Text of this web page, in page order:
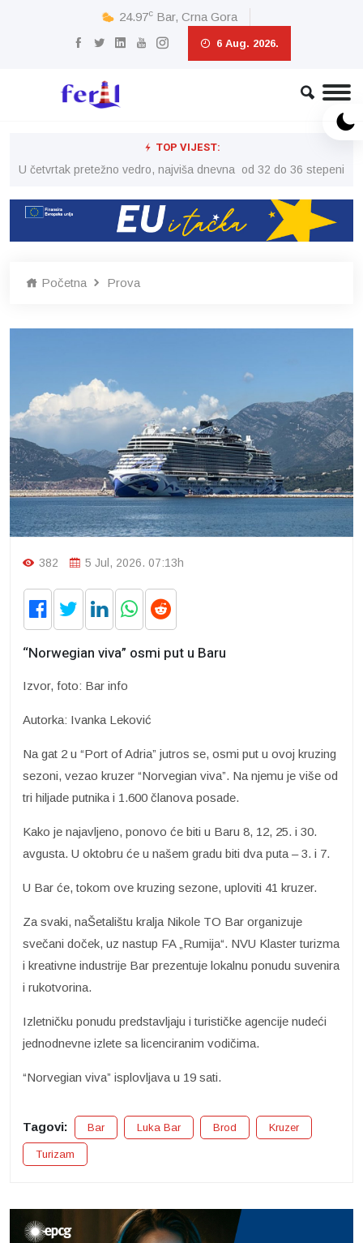
24.97c Bar, Crna Gora
6 Aug. 2026.
TOP VIJEST:
U četvrtak pretežno vedro, najviša dnevna od 32 do 36 stepeni
Početna Prova
382 5 Jul, 2026. 07:13h
“Norwegian viva” osmi put u Baru
Izvor, foto: Bar info
Autorka: Ivanka Leković
Na gat 2 u “Port of Adria” jutros se, osmi put u ovoj kruzing
sezoni, vezao kruzer “Norvegian viva”. Na njemu je više od
tri hiljade putnika i 1.600 članova posade.
Kako je najavljeno, ponovo će biti u Baru 8, 12, 25. i 30.
avgusta. U oktobru će u našem gradu biti dva puta – 3. i 7.
U Bar će, tokom ove kruzing sezone, uploviti 41 kruzer.
Za svaki, naŠetalištu kralja Nikole TO Bar organizuje
svečani doček, uz nastup FA „Rumija“. NVU Klaster turizma
i kreativne industrije Bar prezentuje lokalnu ponudu suvenira
i rukotvorina.
Izletničku ponudu predstavljaju i turističke agencije nudeći
jednodnevne izlete sa licenciranim vodičima.
“Norvegian viva” isplovljava u 19 sati.
Tagovi: Bar Luka Bar Brod Kruzer
Turizam